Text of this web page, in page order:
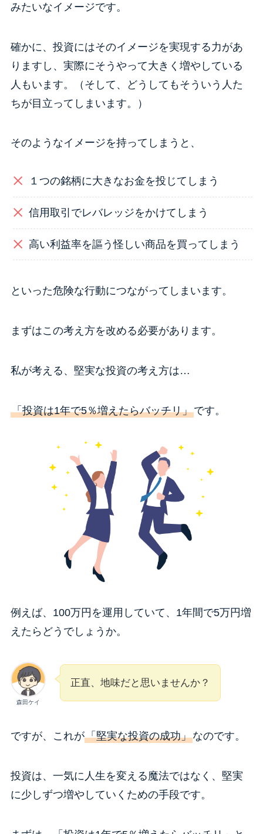
みたいなイメージです。
確かに、投資にはそのイメージを実現する力があ
りますし、実際にそうやって大きく増やしている
人もいます。（そして、どうしてもそういう人た
ちが目立ってしまいます。）
そのようなイメージを持ってしまうと、
１つの銘柄に大きなお金を投じてしまう
信用取引でレバレッジをかけてしまう
高い利益率を謳う怪しい商品を買ってしまう
といった危険な行動につながってしまいます。
まずはこの考え方を改める必要があります。
私が考える、堅実な投資の考え方は…
「投資は1年で5％増えたらバッチリ」です。
例えば、100万円を運用していて、1年間で5万円増
えたらどうでしょうか。
森田ケイ
正直、地味だと思いませんか？
ですが、これが「堅実な投資の成功」なのです。
投資は、一気に人生を変える魔法ではなく、堅実
に少しずつ増やしていくための手段です。